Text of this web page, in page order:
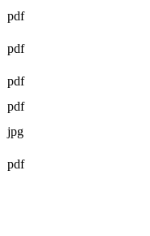
pdf
pdf
pdf
pdf
jpg
pdf